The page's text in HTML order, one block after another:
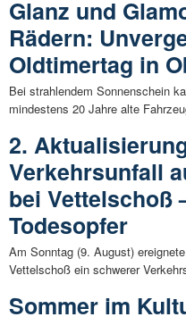
Glanz und
Rädern:
Oldtimertag in
Bei strahlendem Sonnenschein
mindestens 20 Jahre alte
2.
Verkehrsunfall
bei Vettelschoß
Todesopfer
Am Sonntag (9. August)
Vettelschoß ein schwerer
Sommer im